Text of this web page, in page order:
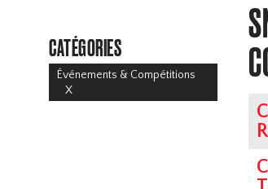
CATÉGORIES
Événements & Compétitions
X